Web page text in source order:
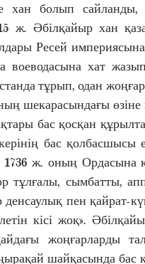
хан болып
ж. Әбілқайыр хан
Ресей
хат
тұрып, одан
шекарасындағы өзіне
бас қосқан
бас
1736 ж. оның
тұлғалы, сымбатты,
пен қайрат-
кісі жоқ».
жоңғарларды
шайқасында бас